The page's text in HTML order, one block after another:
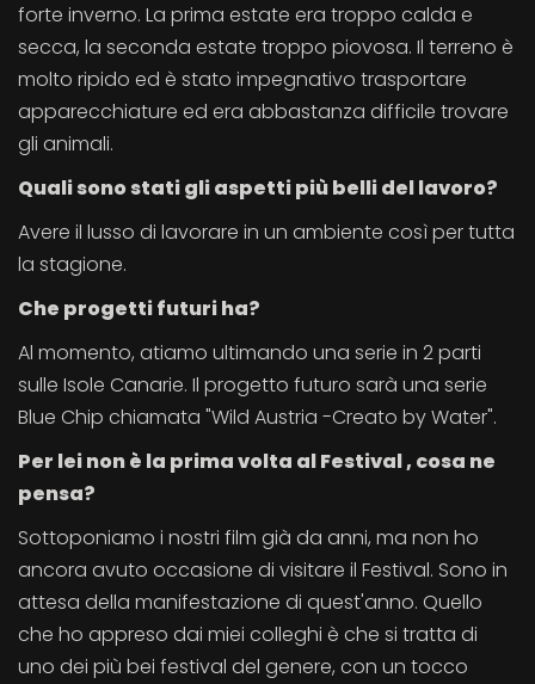
forte inverno. La prima estate era troppo calda e
secca, la seconda estate troppo piovosa. Il terreno è
molto ripido ed è stato impegnativo trasportare
apparecchiature ed era abbastanza difficile trovare
gli animali.
Quali sono stati gli aspetti più belli del lavoro?
Avere il lusso di lavorare in un ambiente così per tutta
la stagione.
Che progetti futuriha?
Al momento, atiamo ultimando una serie in 2 parti
sulle Isole Canarie. Il progetto futuro sarà una serie
Blue Chip chiamata "Wild Austria -Creato by Water".
Per lei non è la prima volta al Festival , cosa ne
pensa?
Sottoponiamo i nostri film già da anni, ma non ho
ancora avuto occasione di visitare il Festival. Sono in
attesa della manifestazione di quest'anno. Quello
che ho appreso dai miei colleghi è che si tratta di
uno dei più bei festival del genere, con un tocco